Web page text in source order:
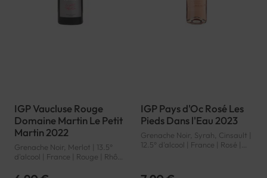
IGP Vaucluse Rouge
Domaine Martin Le Petit
Martin 2022
Grenache Noir, Merlot | 13.5°
d'alcool | France | Rouge | Rhône
IGP Pays d'Oc Rosé Les
Pieds Dans l'Eau 2023
Grenache Noir, Syrah, Cinsault |
12.5° d'alcool | France | Rosé |